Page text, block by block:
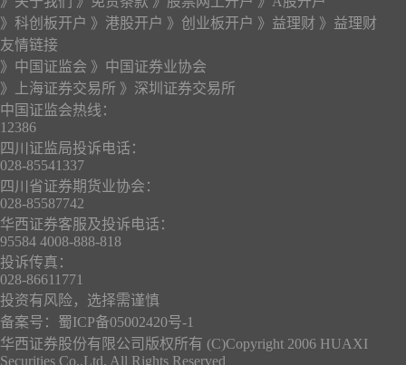
》科创板开户 》港股开户 》创业板开户 》益理财 》益理财
友情链接
》中国证监会 》中国证券业协会
》上海证券交易所 》深圳证券交易所
中国证监会热线：
12386
四川证监局投诉电话：
028-85541337
四川省证券期货业协会：
028-85587742
华西证券客服及投诉电话：
95584 4008-888-818
投诉传真：
028-86611771
投资有风险，选择需谨慎
备案号： 蜀ICP备05002420号-1
华西证券股份有限公司版权所有 (C)Copyright 2006 HUAXI
Securities Co.,Ltd. All Rights Reserved